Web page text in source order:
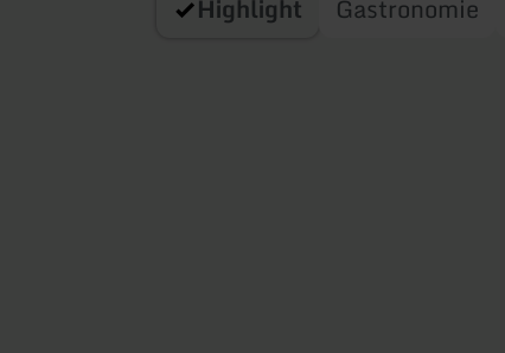
Highlight Gastronomie